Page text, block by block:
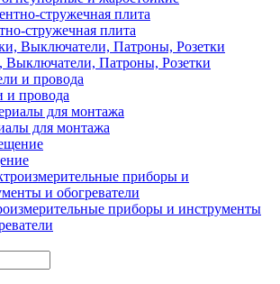
стружечная плита
Выключатели, Патроны, Розетки
и провода
для монтажа
приборы и инструменты